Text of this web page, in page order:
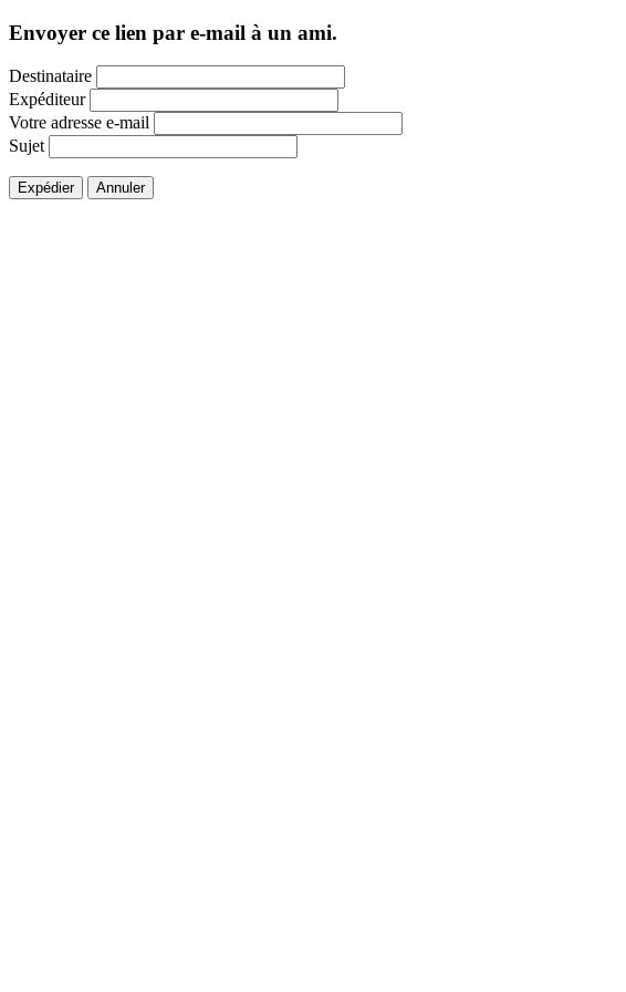
Envoyer ce lien par e-mail à un ami.
Destinataire
Expéditeur
Votre adresse e-mail
Sujet